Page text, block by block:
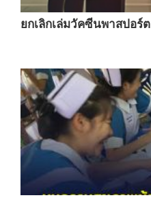
ยกเลิกเล่มวัคซีนพาสปอร์ต